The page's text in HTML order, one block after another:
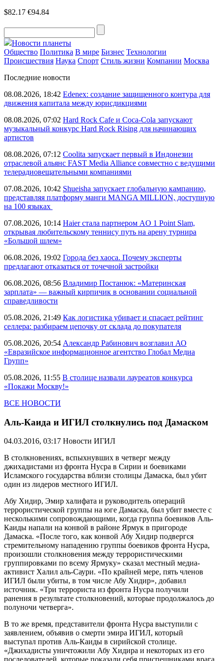
$82.17 €94.84
Новости планеты
Общество Политика В мире Бизнес Технологии
Происшествия Наука Спорт Стиль жизни Компании Москва
Последние новости
08.08.2026, 18:42 Edenex: создание защищенного контура для
движения капитала между юрисдикциями
08.08.2026, 07:02 Hard Rock Cafe и Coca-Cola запускают
музыкальный конкурс Hard Rock Rising для начинающих
артистов
08.08.2026, 07:12 Coolita запускает первый в Индонезии
отраслевой альянс FAST Media Alliance совместно с ведущими
телерадиовещательными компаниями
07.08.2026, 10:42 Shueisha запускает глобальную кампанию,
представляя платформу манги MANGA MILLION, доступную
на 100 языках
07.08.2026, 10:14 Haier стала партнером AO 1 Point Slam,
открывая любительскому теннису путь на арену турнира
«Большой шлем»
06.08.2026, 19:02 Города без хаоса. Почему эксперты
предлагают отказаться от точечной застройки
06.08.2026, 08:56 Владимир Постанюк: «Материнская
зарплата» — важный кирпичик в основании социальной
справедливости
05.08.2026, 21:49 Как логистика убивает и спасает рейтинг
селлера: разбираем цепочку от склада до покупателя
05.08.2026, 20:54 Александр Рабинович возглавил АО
«Евразийское информационное агентство Глобал Медиа
Групп»
05.08.2026, 11:55 В столице назвали лауреатов конкурса
«Покажи Москву!»
ВСЕ НОВОСТИ
Аль-Каида и ИГИЛ столкнулись под Дамаском
04.03.2016, 03:17 Новости ИГИЛ
В столкновениях, вспыхнувших в четверг между
джихадистами из фронта Нусра в Сирии и боевиками
Исламского государства вблизи столицы Дамаска, был убит
один из лидеров местного ИГИЛ.
Абу Хидир, Эмир халифата и руководитель операций
террористической группы на юге Дамаска, был убит вместе с
несколькими сопровождающими, когда группа боевиков Аль-
Каиды напали на конвой в районе Ярмук в пригороде
Дамаска. «После того, как конвой Абу Хидир подвергся
стремительному нападению группы боевиков фронта Нусра,
произошли столкновения между террористическими
группировками по всему Ярмуку» сказал местный медиа-
активист Халил аль-Саури. «По крайней мере, пять членов
ИГИЛ были убиты, в том числе Абу Хидир», добавил
источник. «Три террориста из фронта Нусра получили
ранения в результате столкновений, которые продолжалось до
полуночи четверга».
В то же время, представители фронта Нусра выступили с
заявлением, объявив о смерти эмира ИГИЛ, который
выступал против Аль-Каиды в сирийской столице.
«Джихадисты уничтожили Абу Хидира и некоторых из его